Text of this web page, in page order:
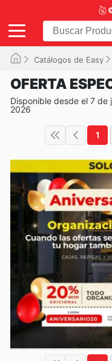
Catálogos de Easy
OFERTA
Disponible desde el 7 de
2026
1